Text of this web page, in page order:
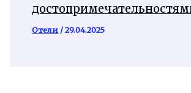
Отели /29.04.2025